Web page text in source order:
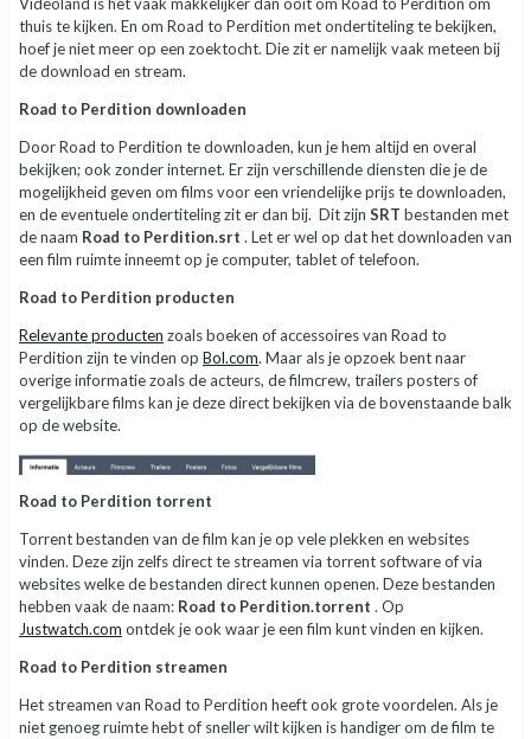
thuis te kijken. En om Road to Perdition met ondertiteling te bekijken,
hoef je niet meer op een zoektocht. Die zit er namelijk vaak meteen bij
de download en stream.
Road to Perdition downloaden
Door Road to Perdition te downloaden, kun je hem altijd en overal
bekijken; ook zonder internet. Er zijn verschillende diensten die je de
mogelijkheid geven om films voor een vriendelijke prijs te downloaden,
en de eventuele ondertiteling zit er dan bij. Dit zijn SRT bestanden met
de naam Road to Perdition.srt . Let er wel op dat het downloaden van
een film ruimte inneemt op je computer, tablet of telefoon.
Road to Perdition producten
Relevante producten zoals boeken of accessoires van Road to
Perdition zijn te vinden op Bol.com. Maar als je opzoek bent naar
overige informatie zoals de acteurs, de filmcrew, trailers posters of
vergelijkbare films kan je deze direct bekijken via de bovenstaande balk
op de website.
Road to Perdition torrent
Torrent bestanden van de film kan je op vele plekken en websites
vinden. Deze zijn zelfs direct te streamen via torrent software of via
websites welke de bestanden direct kunnen openen. Deze bestanden
hebben vaak de naam: Road to Perdition.torrent . Op
Justwatch.com ontdek je ook waar je een film kunt vinden en kijken.
Road to Perdition streamen
Het streamen van Road to Perdition heeft ook grote voordelen. Als je
niet genoeg ruimte hebt of sneller wilt kijken is handiger om de film te